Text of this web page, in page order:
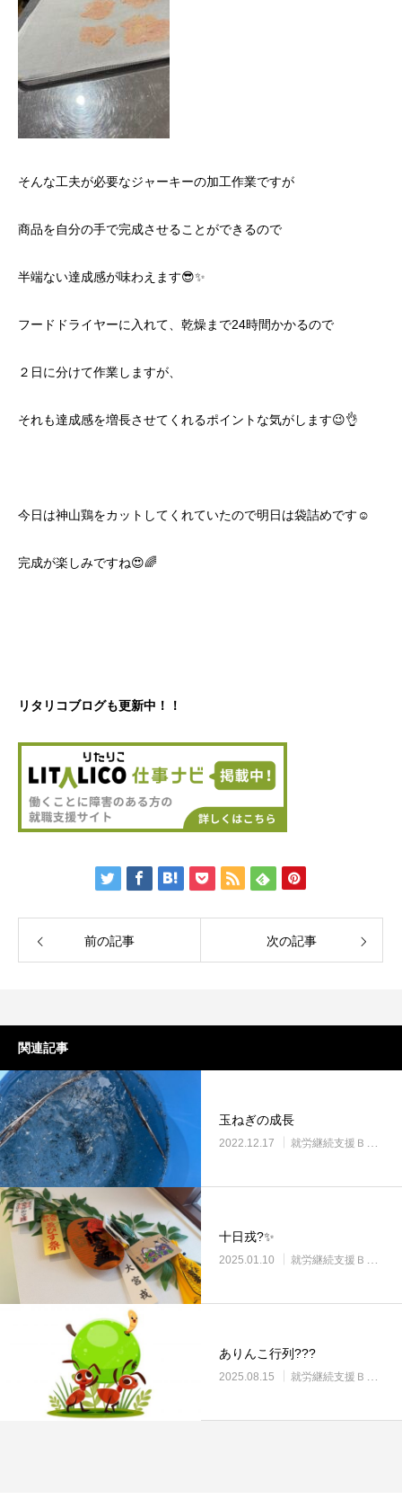
そんな工夫が必要なジャーキーの加工作業ですが
商品を自分の手で完成させることができるので
半端ない達成感が味わえます😎✨
フードドライヤーに入れて、乾燥まで24時間かかるので
２日に分けて作業しますが、
それも達成感を増長させてくれるポイントな気がします😉👌
今日は神山鶏をカットしてくれていたので明日は袋詰めです☺️
完成が楽しみですね😍🌈
リタリコブログも更新中！！
前の記事 次の記事
関連記事
玉ねぎの成長
2022.12.17 就労継続支援Ｂ型・ニコプレイス
十日戎?✨
2025.01.10 就労継続支援Ｂ型・ニコプレイス
ありんこ行列???
2025.08.15 就労継続支援Ｂ型・ニコプレイス